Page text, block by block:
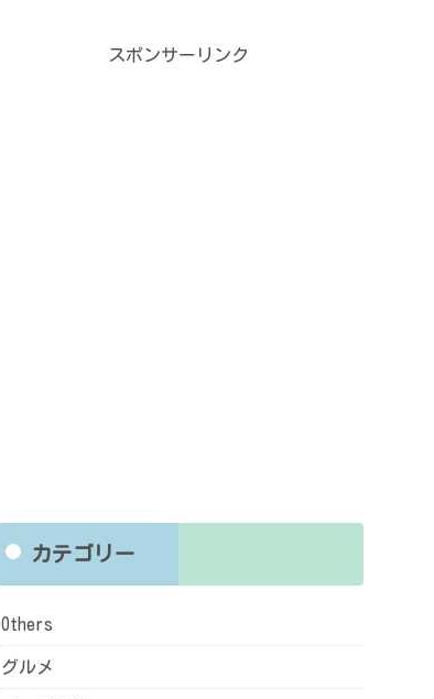
スポンサーリンク
カテゴリー
Others
グルメ